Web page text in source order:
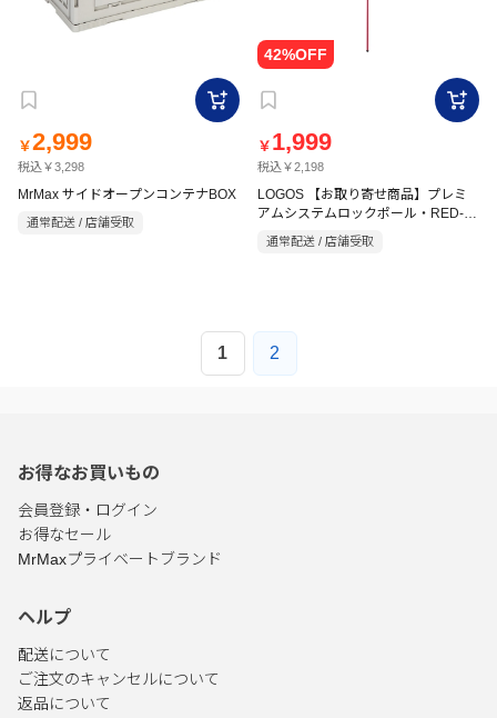
￥2,999
税込￥3,298
MrMax サイドオープンコンテナBOX
通常配送 / 店舗受取
￥ 1,999
税込￥2,198
LOGOS 【お取り寄せ商品】プレミ
アムシステムロックポール・RED-
250 レッド
通常配送 / 店舗受取
1 2
お得なお買いもの
会員登録・ログイン
お得なセール
MrMaxプライベートブランド
ヘルプ
配送について
ご注文のキャンセルについて
返品について